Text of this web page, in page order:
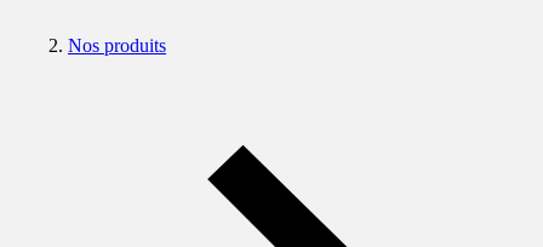
Nos produits